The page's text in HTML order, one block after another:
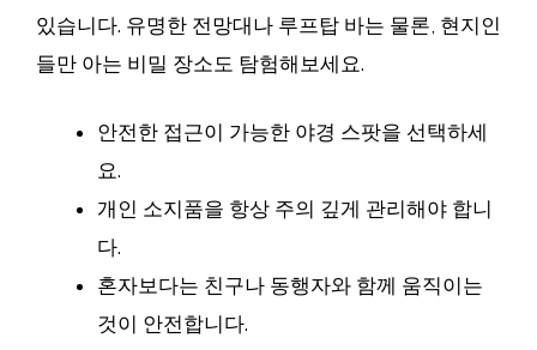
있습니다. 유명한 전망대나 루프탑 바는 물론, 현지인
들만 아는 비밀 장소도 탐험해보세요.
안전한 접근이 가능한 야경 스팟을 선택하세
요.
개인 소지품을 항상 주의 깊게 관리해야 합니
다.
혼자보다는 친구나 동행자와 함께 움직이는
것이 안전합니다.